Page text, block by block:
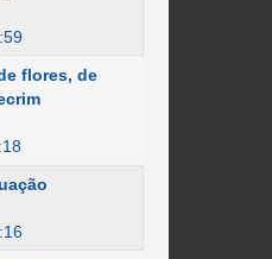
flores, de